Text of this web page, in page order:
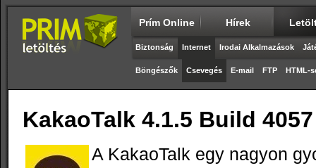
Prím Online Hírek
Biztonság Internet Irodai Alkalmazások
Böngészők Csevegés E-mail FTP HTML-
KakaoTalk 4.1.5 Build 4057
A KakaoTalk egy nagyon